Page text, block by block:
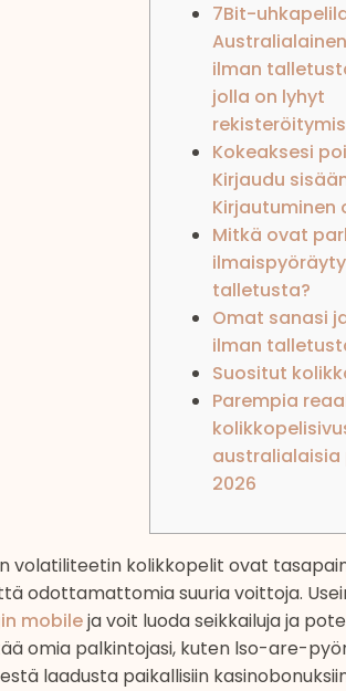
7Bit-
ilman
jolla on lyhyt
Kokeaksesi
Kirjaudu
Kirjautuminen
Mitkä ovat
talletusta?
Omat sanasi
ilman
Suositut
Parempia
australialaisia
2026
volatiliteetin kolikkopelit ovat
odottamattomia suuria voittoja.
mobileja voit luoda seikkailuja ja
omia palkintojasi, kuten lso-are-
laadusta paikallisiin